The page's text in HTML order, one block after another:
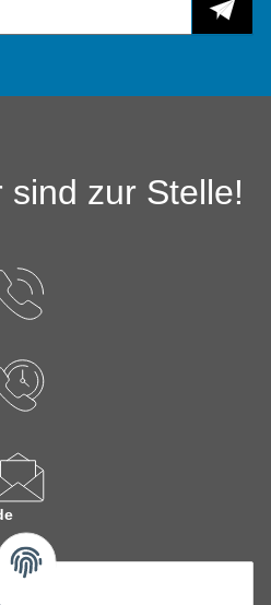
sind zur Stelle!